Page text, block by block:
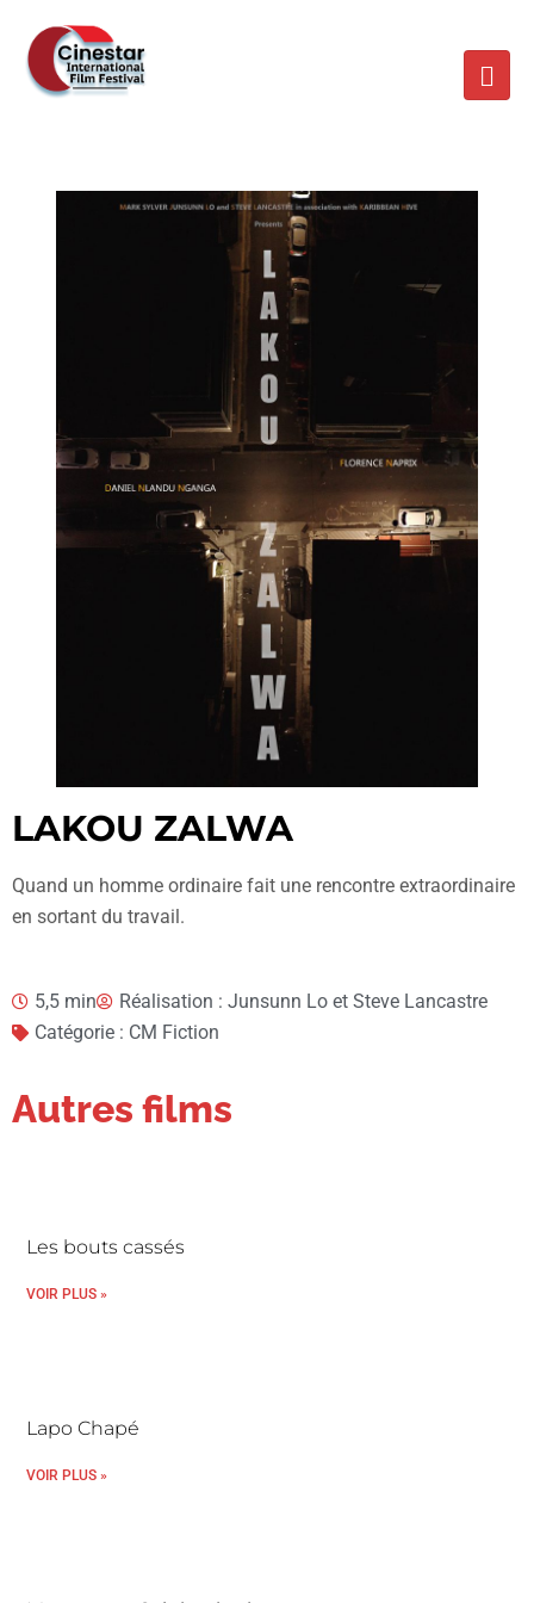
LAKOU ZALWA
Quand un homme ordinaire fait une rencontre extraordinaire
en sortant du travail.
5,5 min
Réalisation : Junsunn Lo et Steve Lancastre
Catégorie : CM Fiction
Autres films
Les bouts cassés
VOIR PLUS »
Lapo Chapé
VOIR PLUS »